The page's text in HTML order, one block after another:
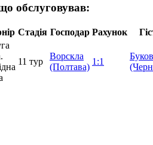
обслуговував:
Стадія Господар Рахунок
11 тур
Ворскла
(Полтава)
1:1